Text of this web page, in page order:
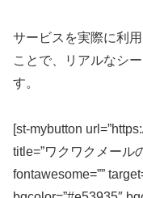
サービスを実際に利
ことで、リアルなシ
す。
[st-mybutton
title=”ワクワクメール
fontawesome=””